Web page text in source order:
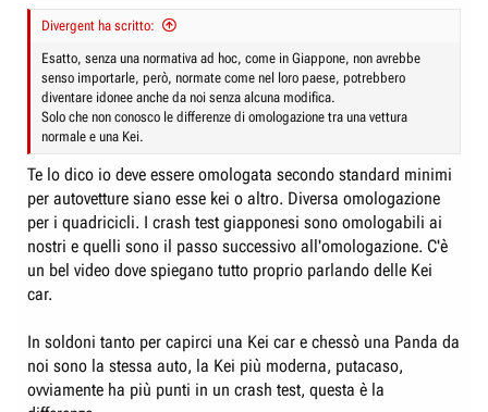
Divergent ha scritto:
Esatto, senza una normativa ad hoc, come in Giappone, non avrebbe
senso importarle, però, normate come nel loro paese, potrebbero
diventare idonee anche da noi senza alcuna modifica.
Solo che non conosco le differenze di omologazione tra una vettura
normale e una Kei.
Te lo dico io deve essere omologata secondo standard minimi
per autovetture siano esse kei o altro. Diversa omologazione
per i quadricicli. I crash test giapponesi sono omologabili ai
nostri e quelli sono il passo successivo all'omologazione. C'è
un bel video dove spiegano tutto proprio parlando delle Kei
car.
In soldoni tanto per capirci una Kei car e chessò una Panda da
noi sono la stessa auto, la Kei più moderna, putacaso,
ovviamente ha più punti in un crash test, questa è la